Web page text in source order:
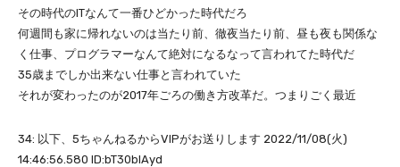
その時代のITなんて一番ひどかった時代だろ
何週間も家に帰れないのは当たり前、徹夜当たり前、昼も夜も関係な
く仕事、プログラマーなんて絶対になるなって言われてた時代だ
35歳までしか出来ない仕事と言われていた
それが変わったのが2017年ごろの働き方改革だ。つまりごく最近
34: 以下、5ちゃんねるからVIPがお送りします 2022/11/08(火)
14:46:56.580 ID:bT30blAyd